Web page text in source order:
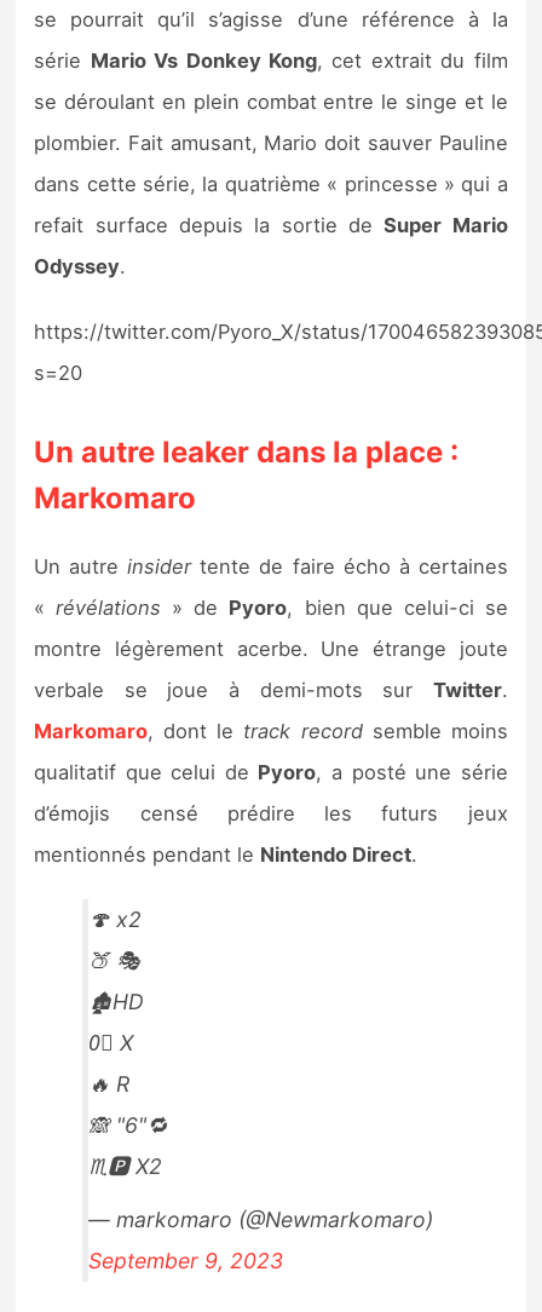
se pourrait qu’il s’agisse d’une référence à la
série Mario Vs Donkey Kong, cet extrait du film
se déroulant en plein combat entre le singe et le
plombier. Fait amusant, Mario doit sauver Pauline
dans cette série, la quatrième « princesse » qui a
refait surface depuis la sortie deSuper Mario
Odyssey.
https://twitter.com/Pyoro_X/status/
s=20
Un autre leaker dans la place :
Markomaro
Un autreinsidertente de faire écho à certaines
«révélations » de Pyoro, bien que celui-ci se
montre légèrement acerbe. Une étrange joute
verbale se joue à demi-mots sur Twitter.
Markomaro, dont le track recordsemble moins
qualitatif que celui de Pyoro, a posté une série
d’émojis censé prédire les futurs jeux
mentionnés pendant le Nintendo Direct.
🍄 x2
🍑 🎭
🏚️HD
0⃣ X
🔥 R
🙈 "6"🔁
♏️🅿️ X2
— markomaro (@Newmarkomaro)
September 9, 2023